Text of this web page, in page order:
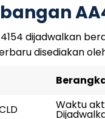
dijadwalkan
disediakan
Waktu